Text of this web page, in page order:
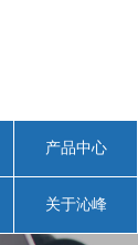
产品中心
关于沁峰